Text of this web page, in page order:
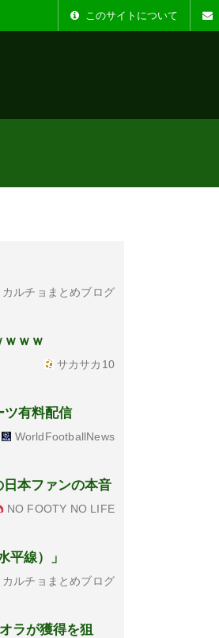
追加しました。 このサイトについて
ルチョまとめブログ
ｗｗ
サカサカ10
有料配信
WorldFootballNews
本ファンの本音
NO FOOTY NO LIFE
平線）」
ルチョまとめブログ
ラが獲得を狙